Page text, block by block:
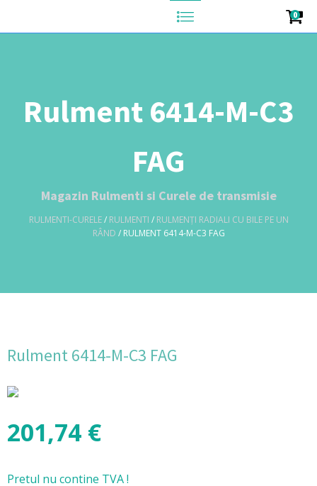
0
Rulment 6414-M-C3
FAG
Magazin Rulmenti si Curele de transmisie
RULMENTI-CURELE/ RULMENTI / RULMENȚI RADIALI CU BILE PE UN
RÂND / RULMENT 6414-M-C3 FAG
Rulment 6414-M-C3 FAG
201,74 €
Pretul nu contine TVA !